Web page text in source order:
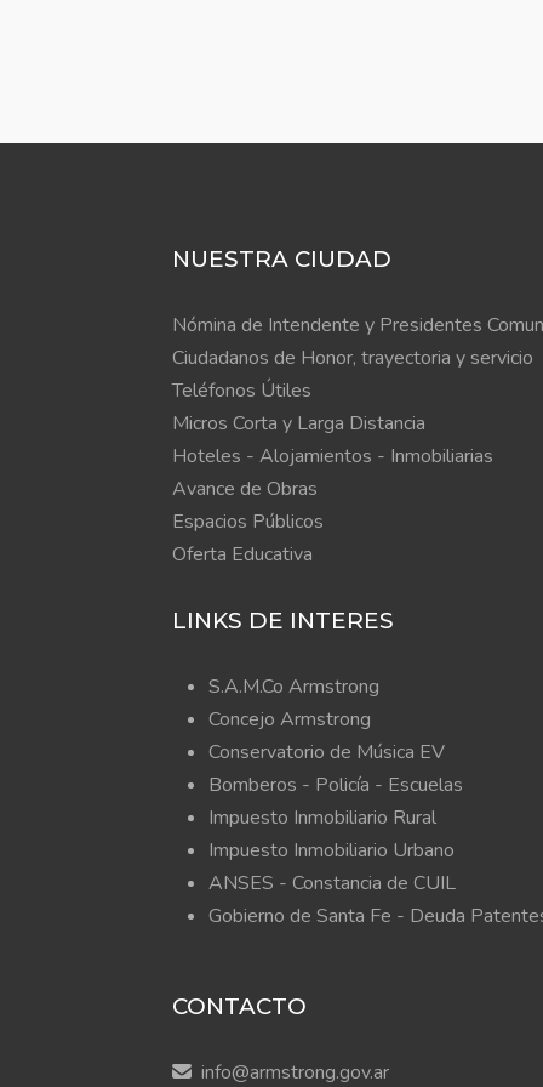
NUESTRA CIUDAD
Nómina de Intendente y Presidentes
Ciudadanos de Honor, trayectoria y servicio
Teléfonos Útiles
Micros Corta y Larga Distancia
Hoteles - Alojamientos - Inmobiliarias
Avance de Obras
Espacios Públicos
Oferta Educativa
LINKS DE INTERES
S.A.M.Co Armstrong
Concejo Armstrong
Conservatorio de Música EV
Bomberos - Policía - Escuelas
Impuesto Inmobiliario Rural
Impuesto Inmobiliario Urbano
ANSES - Constancia de CUIL
Gobierno de Santa Fe - Deuda
CONTACTO
info@armstrong.gov.ar